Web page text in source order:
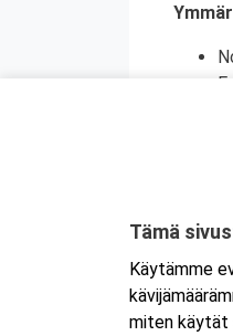
Tämä
Käytämme
miten käytät